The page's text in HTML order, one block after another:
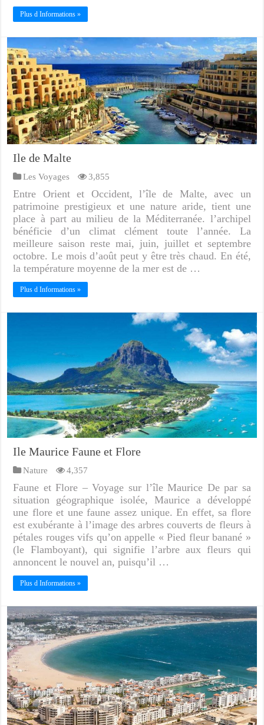
Plus d Informations »
Ile de Malte
Les Voyages 3,855
Entre Orient et Occident, l’île de Malte, avec un
patrimoine prestigieux et une nature aride, tient une
place à part au milieu de la Méditerranée. l’archipel
bénéficie d’un climat clément toute l’année. La
meilleure saison reste mai, juin, juillet et septembre
octobre. Le mois d’août peut y être très chaud. En été,
la température moyenne de la mer est de …
Plus d Informations »
Ile Maurice Faune et Flore
Nature 4,357
Faune et Flore – Voyage sur l’île Maurice De par sa
situation géographique isolée, Maurice a développé
une flore et une faune assez unique. En effet, sa flore
est exubérante à l’image des arbres couverts de fleurs à
pétales rouges vifs qu’on appelle « Pied fleur banané »
(le Flamboyant), qui signifie l’arbre aux fleurs qui
annoncent le nouvel an, puisqu’il …
Plus d Informations »